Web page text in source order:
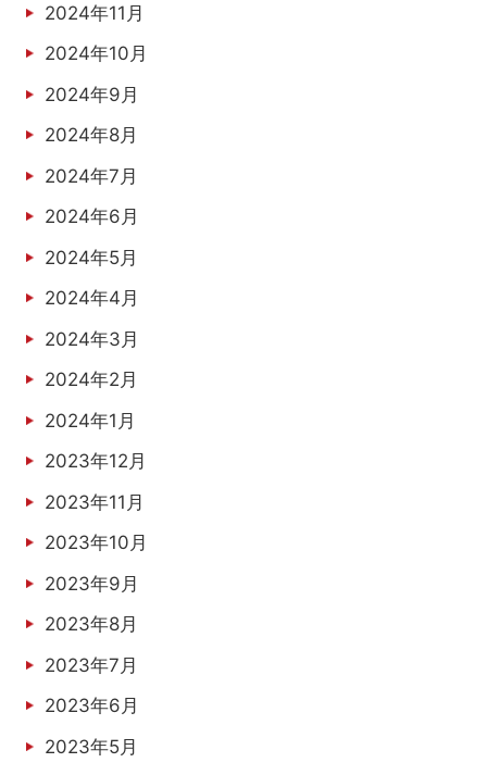
2024年11月
2024年10月
2024年9月
2024年8月
2024年7月
2024年6月
2024年5月
2024年4月
2024年3月
2024年2月
2024年1月
2023年12月
2023年11月
2023年10月
2023年9月
2023年8月
2023年7月
2023年6月
2023年5月